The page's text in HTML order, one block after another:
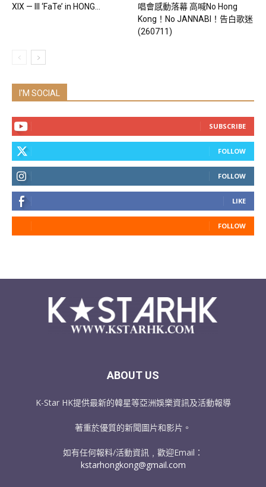
XIX — III ‘FaTe’ in HONG...
唱會感動落幕 高喊No Hong
Kong！No JANNABI！告白歌迷
(260711)
I'M SOCIAL
SUBSCRIBE
FOLLOW
FOLLOW
LIKE
FOLLOW
ABOUT US
K-Star HK提供最新的韓星等亞洲娛樂資訊及活動報導
著重於優質的新聞圖片和影片。
如有任何報料/活動資訊﹐歡迎Email：
kstarhongkong@gmail.com